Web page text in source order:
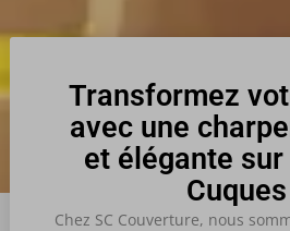
Transformez
avec une
et élégante
Chez SC Couverture, nous